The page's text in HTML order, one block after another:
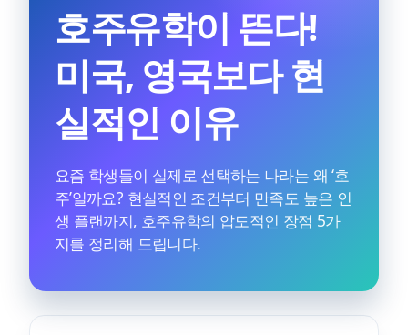
호주유학이 뜬다!
미국, 영국보다 현
실적인 이유
요즘 학생들이 실제로 선택하는 나라는 왜 ‘호
주’일까요? 현실적인 조건부터 만족도 높은 인
생 플랜까지, 호주유학의 압도적인 장점 5가
지를 정리해 드립니다.